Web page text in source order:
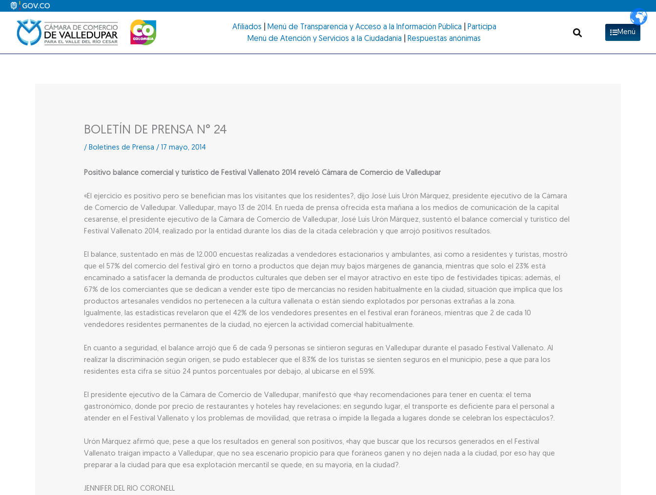
contenido
Afiliados Menú de Transparencia y Acceso a la Información Pública
Participa
Menú de Atención y Servicios a la Ciudadanía
Respuestas anónimas
Menú
BOLETÍN DE PRENSA N° 24
/ Boletines de Prensa /17 mayo, 2014
Positivo balance comercial y turístico de Festival Vallenato 2014 reveló Cámara de Comercio de Valledupar
«El ejercicio es positivo pero se benefician mas los visitantes que los residentes?, dijo José Luis Urón Márquez, presidente ejecutivo de la Cámara
de Comercio de Valledupar. Valledupar, mayo 13 de 2014. En rueda de prensa ofrecida esta mañana a los medios de comunicación de la capital
cesarense, el presidente ejecutivo de la Cámara de Comercio de Valledupar, José Luis Urón Márquez, sustentó el balance comercial y turístico del
Festival Vallenato 2014, realizado por la entidad durante los días de la citada celebración y que arrojó positivos resultados.
El balance, sustentado en más de 12.000 encuestas realizadas a vendedores estacionarios y ambulantes, así como a residentes y turistas, mostró
que el 57% del comercio del festival giró en torno a productos que dejan muy bajos márgenes de ganancia, mientras que solo el 23% está
encaminado a satisfacer la demanda de productos culturales que deben ser el mayor atractivo en este tipo de festividades típicas; además, el
67% de los comerciantes que se dedican a vender este tipo de mercancías no residen habitualmente en la ciudad, situación que implica que los
productos artesanales vendidos no pertenecen a la cultura vallenata o están siendo explotados por personas extrañas a la zona.
Igualmente, las estadísticas revelaron que el 42% de los vendedores presentes en el festival eran foráneos, mientras que 2 de cada 10
vendedores residentes permanentes de la ciudad, no ejercen la actividad comercial habitualmente.
En cuanto a seguridad, el balance arrojó que 6 de cada 9 personas se sintieron seguras en Valledupar durante el pasado Festival Vallenato. Al
realizar la discriminación según origen, se pudo establecer que el 83% de los turistas se sienten seguros en el municipio, pese a que para los
residentes esta cifra se sitúo 24 puntos porcentuales por debajo, al ubicarse en el 59%.
El presidente ejecutivo de la Cámara de Comercio de Valledupar, manifestó que «hay recomendaciones para tener en cuenta: el tema
gastronómico, donde por precio de restaurantes y hoteles hay revelaciones; en segundo lugar, el transporte es deficiente para el personal a
atender en el Festival Vallenato y los problemas de movilidad, que retrasa o impide la llegada a lugares donde se celebran los espectáculos?.
Urón Márquez afirmó que, pese a que los resultados en general son positivos, «hay que buscar que los recursos generados en el Festival
Vallenato traigan impacto a Valledupar, que no sea escenario propicio para que foráneos ganen y no dejen nada a la ciudad, por eso hay que
preparar a la ciudad para que esa explotación mercantil se quede, en su mayoría, en la ciudad?.
JENNIFER DEL RIO CORONELL